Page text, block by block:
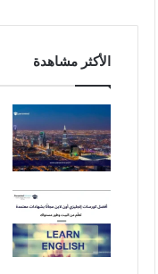
الأكثر مشاهدة